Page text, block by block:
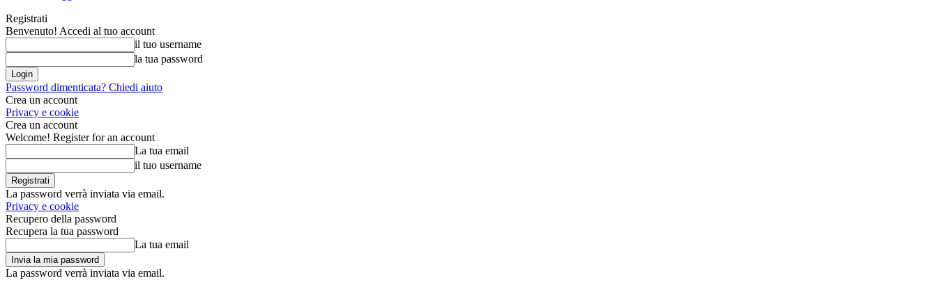
Registrati
Benvenuto! Accedi al tuo account
il tuo username
la tua password
Password dimenticata? Chiedi aiuto
Crea un account
Privacy e cookie
Crea un account
Welcome! Register for an account
La tua email
il tuo username
La password verrà inviata via email.
Privacy e cookie
Recupero della password
Recupera la tua password
La tua email
La password verrà inviata via email.